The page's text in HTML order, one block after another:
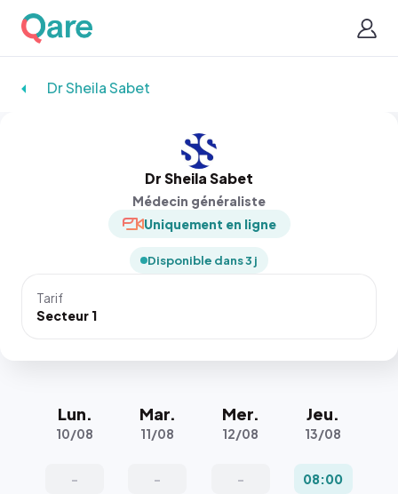
Dr Sheila Sabet
Dr Sheila Sabet
Médecin généraliste
Uniquement en ligne
Disponible dans 3 j
Tarif
Secteur 1
Lun.
10/08
-
Mar.
11/08
-
Mer.
12/08
-
Jeu.
13/08
08:00